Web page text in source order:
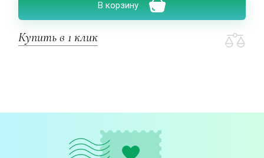
В корзину
Купить в 1 клик